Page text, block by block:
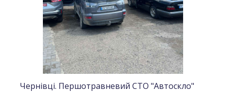
Чернівці. Першотравневий СТО "Автоскло"